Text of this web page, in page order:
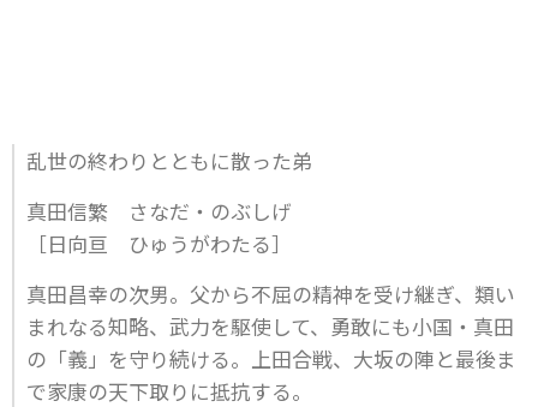
乱世の終わりとともに散った弟
真田信繁 さなだ・のぶしげ
［日向亘 ひゅうがわたる］
真田昌幸の次男。父から不屈の精神を受け継ぎ、類い
まれなる知略、武力を駆使して、勇敢にも小国・真田
の「義」を守り続ける。上田合戦、大坂の陣と最後ま
で家康の天下取りに抵抗する。